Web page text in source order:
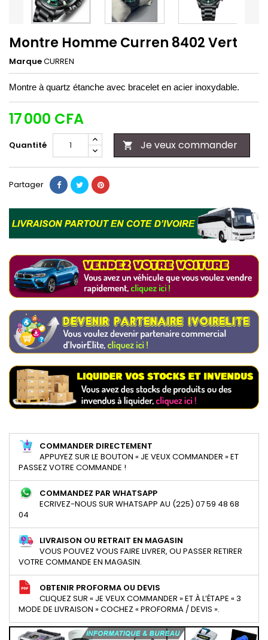
Montre Homme Curren 8402 Vert
MarqueCURREN
Montre à quartz étanche avec bracelet en acier inoxydable.
17 000 CFA
Quantité  Je veux commander
Partager
COMMANDER DIRECTEMENT
APPUYEZ SUR LE BOUTON « JE VEUX COMMANDER » ET
PASSEZ VOTRE COMMANDE !
COMMANDEZ PAR WHATSAPP
ECRIVEZ-NOUS SUR WHATSAPP AU (225) 07 59 48 68
04
LIVRAISON OU RETRAIT EN MAGASIN
VOUS POUVEZ VOUS FAIRE LIVRER, OU PASSER RETIRER
VOTRE COMMANDE EN MAGASIN.
OBTENIR PROFORMA OU DEVIS
CLIQUEZ SUR « JE VEUX COMMANDER » ET À L’ÉTAPE « 3
MODE DE LIVRAISON » COCHEZ « PROFORMA / DEVIS ».